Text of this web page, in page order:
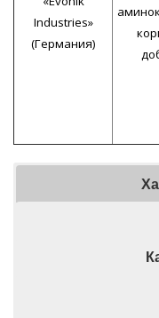
Industries»
(Германия)